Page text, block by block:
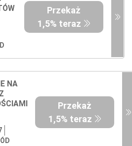
Przekaż
1,5% teraz
NA
Przekaż
1,5% teraz